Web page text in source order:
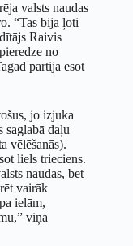
valsts naudas
“Tas bija ļoti
Raivis
no
partija esot
jo izjuka
saglabā daļu
vēlēšanās).
liels trieciens.
naudas, bet
vairāk
ielām,
viņa